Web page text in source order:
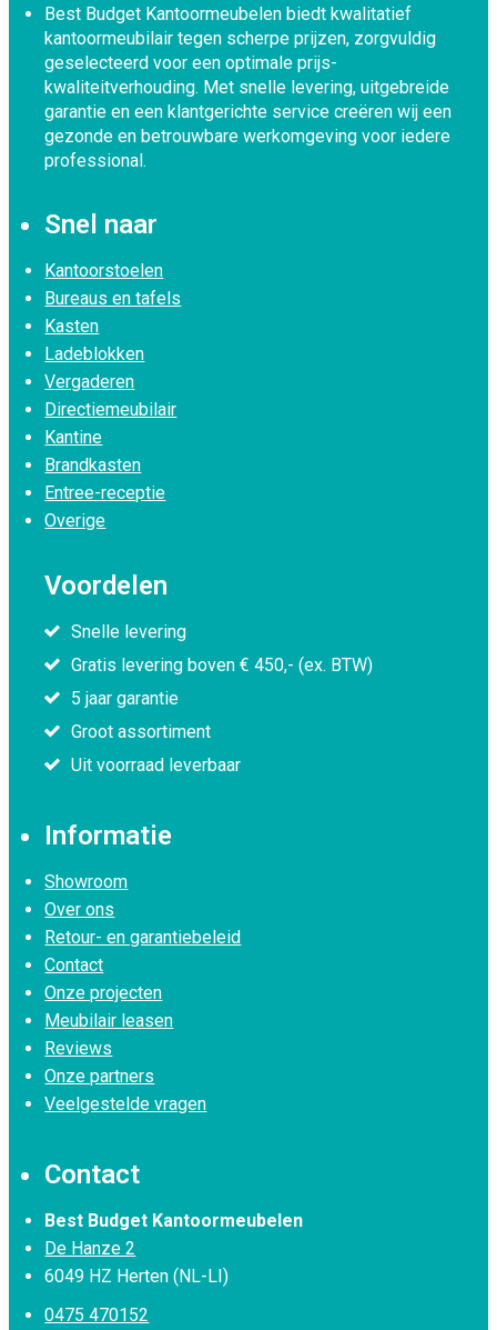
Best Budget Kantoormeubelen biedt kwalitatief
kantoormeubilair tegen scherpe prijzen, zorgvuldig
geselecteerd voor een optimale prijs-
kwaliteitverhouding. Met snelle levering, uitgebreide
garantie en een klantgerichte service creëren wij een
gezonde en betrouwbare werkomgeving voor iedere
professional.
Snel naar
Kantoorstoelen
Bureaus en tafels
Kasten
Ladeblokken
Vergaderen
Directiemeubilair
Kantine
Brandkasten
Entree-receptie
Overige
Voordelen
Snelle levering
Gratis levering boven € 450,- (ex. BTW)
5 jaar garantie
Groot assortiment
Uit voorraad leverbaar
Informatie
Showroom
Over ons
Retour- en garantiebeleid
Contact
Onze projecten
Meubilair leasen
Reviews
Onze partners
Veelgestelde vragen
Contact
Best Budget Kantoormeubelen
De Hanze 2
6049 HZ Herten (NL-LI)
0475 470152